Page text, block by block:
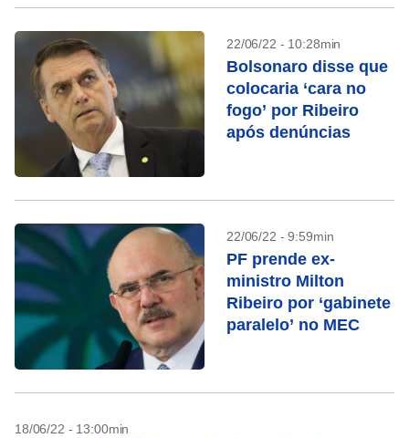
22/06/22 - 10:28min
Bolsonaro disse que
colocaria ‘cara no
fogo’ por Ribeiro
após denúncias
22/06/22 - 9:59min
PF prende ex-
ministro Milton
Ribeiro por ‘gabinete
paralelo’ no MEC
18/06/22 - 13:00min